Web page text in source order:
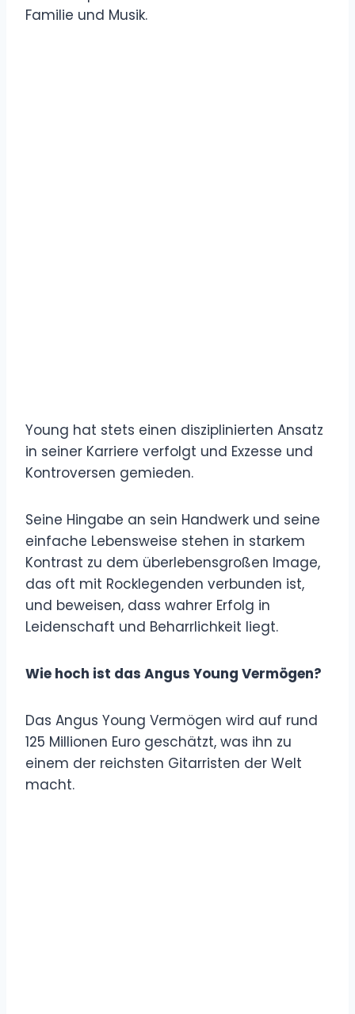
Familie und Musik.
Young hat stets einen disziplinierten Ansatz
in seiner Karriere verfolgt und Exzesse und
Kontroversen gemieden.
Seine Hingabe an sein Handwerk und seine
einfache Lebensweise stehen in starkem
Kontrast zu dem überlebensgroßen Image,
das oft mit Rocklegenden verbunden ist,
und beweisen, dass wahrer Erfolg in
Leidenschaft und Beharrlichkeit liegt.
Wie hoch ist das Angus Young Vermögen?
Das Angus Young Vermögen wird auf rund
125 Millionen Euro geschätzt, was ihn zu
einem der reichsten Gitarristen der Welt
macht.